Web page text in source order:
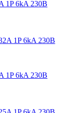
1P 6kA 230В
1P 6kA 230В